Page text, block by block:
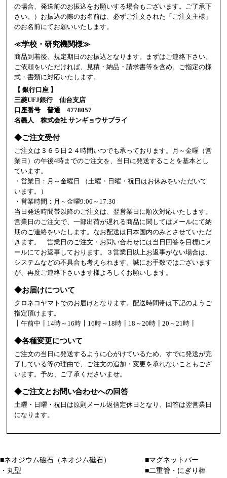
の場合、発送前のお振込をお願いする場合もございます。ご了承下
さい。）お振込の際のお名前は、必ずご注文された「ご注文主様」
のお名前にてお願いいたします。
≪学校・研究機関様≫
商品到着後、規定期日のお振込となります。まずはご連絡下さい。
ご依頼をいただければ、見積・納品・請求書等を含め、ご指定の様
式・書類に対応いたします。
【 銀行口座 】
三菱UFJ銀行 仙台支店
口座番号 普通 4778057
名義人 株式会社 サンギョウサプライ
◆ご注文受付
ご注文は３６５日２４時間いつでも承っております。月～金曜（営
業日）の午後4時までのご注文を、当日に発送することを基本とし
ています。
・営業日：月～金曜日 （土曜・日曜・祝日はお休みをいただいて
います。）
・営業時間：月～金曜9:00～17:30
当日発送時間帯以降のご注文は、翌営業日に順次対応いたします。
営業日のご注文で、一部出荷が遅れる商品に関してはメールにて納
期のご連絡をいたします。なお配送は日本国内のみとさせていただ
きます。 営業日のご注文・お問い合わせには当日回答を目標にメ
ールにてお返事しております。３営業日以上お返事がない場合は、
システムなどの不具合も考えられます。誠にお手数ではございます
が、再度ご連絡下さいます様よろしくお願いします。
◆お届けについて
クロネコヤマトでのお届けとなります。配送時間帯は下記のようご
指定頂けます。
┃午前中┃14時～16時┃16時～18時┃18～20時┃20～21時┃
◆各種変更について
ご注文の当日に発送するように心がけているため、すでに発送が完
了している等の理由で、ご注文の追加・変更を承れないこともござ
います。予め、ご了承くださいませ。
◆ご注文とお問い合わせへの回答
土曜・日曜・祝日は原則メール返信定休日となり、回答は翌営業日
になります。
■ネオジウム磁石（ネオジム磁石）
・丸型
■マグネットバー
■二重管・にぎり棒